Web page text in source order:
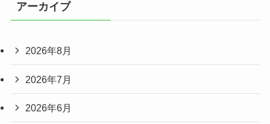
アーカイブ
2026年8月
2026年7月
2026年6月